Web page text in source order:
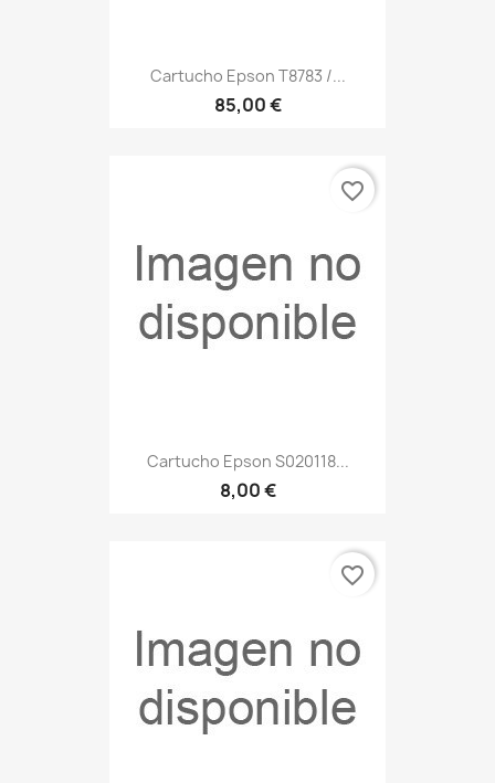
Cartucho Epson T8783 /...
85,00 €
Cartucho Epson S020118...
8,00 €
favorite_border
favorite_border